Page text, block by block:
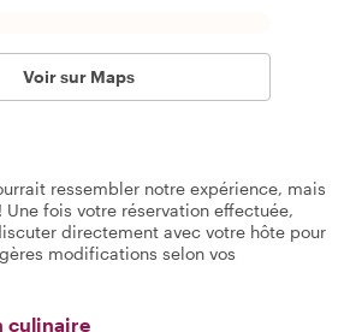
Voir sur Maps
ressembler notre expérience, mais
Une fois votre réservation effectuée,
directement avec votre hôte pour
modifications selon vos
culinaire